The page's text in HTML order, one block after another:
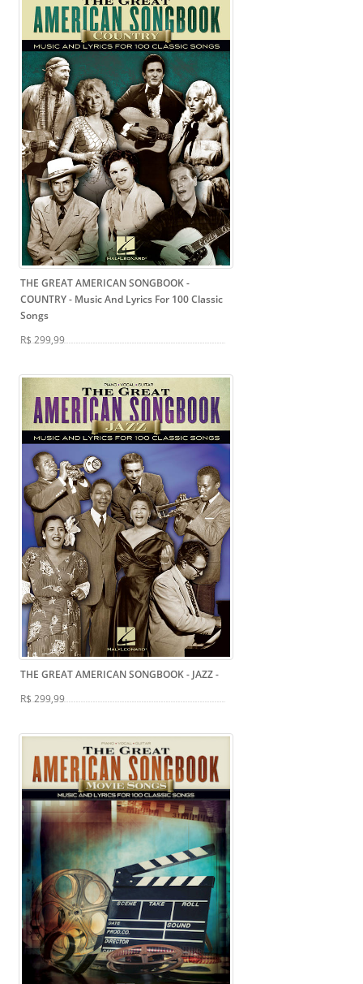
THE GREAT AMERICAN SONGBOOK -
COUNTRY- Music And Lyrics For 100 Classic
Songs
R$ 299,99
THE GREAT AMERICAN SONGBOOK - JAZZ-
R$ 299,99